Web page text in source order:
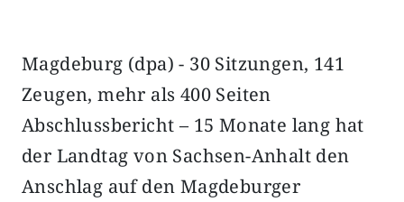
Magdeburg (dpa) - 30 Sitzungen, 141
Zeugen, mehr als 400 Seiten
Abschlussbericht – 15 Monate lang hat
der Landtag von Sachsen-Anhalt den
Anschlag auf den Magdeburger